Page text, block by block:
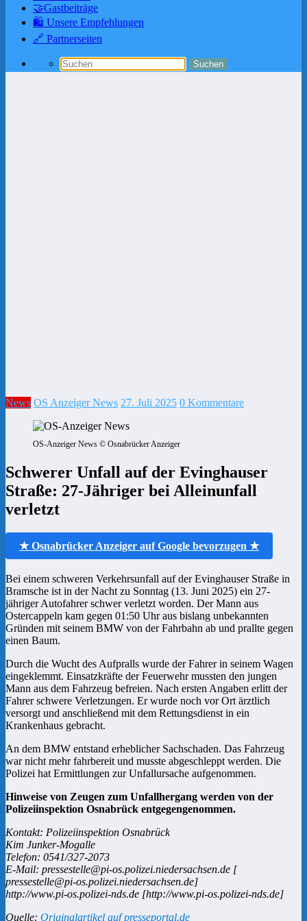
🤝Gastbeiträge
🛍️ Unsere Empfehlungen
🔗 Partnerseiten
News OS Anzeiger News 27. Juli 2025 0 Kommentare
OS-Anzeiger News © Osnabrücker Anzeiger
Schwerer Unfall auf der Evinghauser
Straße: 27-Jähriger bei Alleinunfall
verletzt
★ Osnabrücker Anzeiger auf Google bevorzugen ★
Bei einem schweren Verkehrsunfall auf der Evinghauser Straße in
Bramsche ist in der Nacht zu Sonntag (13. Juni 2025) ein 27-
jähriger Autofahrer schwer verletzt worden. Der Mann aus
Ostercappeln kam gegen 01:50 Uhr aus bislang unbekannten
Gründen mit seinem BMW von der Fahrbahn ab und prallte gegen
einen Baum.
Durch die Wucht des Aufpralls wurde der Fahrer in seinem Wagen
eingeklemmt. Einsatzkräfte der Feuerwehr mussten den jungen
Mann aus dem Fahrzeug befreien. Nach ersten Angaben erlitt der
Fahrer schwere Verletzungen. Er wurde noch vor Ort ärztlich
versorgt und anschließend mit dem Rettungsdienst in ein
Krankenhaus gebracht.
An dem BMW entstand erheblicher Sachschaden. Das Fahrzeug
war nicht mehr fahrbereit und musste abgeschleppt werden. Die
Polizei hat Ermittlungen zur Unfallursache aufgenommen.
Hinweise von Zeugen zum Unfallhergang werden von der
Polizeiinspektion Osnabrück entgegengenommen.
Kontakt: Polizeiinspektion Osnabrück
Kim Junker-Mogalle
Telefon: 0541/327-2073
E-Mail: pressestelle@pi-os.polizei.niedersachsen.de [
pressestelle@pi-os.polizei.niedersachsen.de]
http://www.pi-os.polizei-nds.de [http://www.pi-os.polizei-nds.de]
Quelle: Originalartikel auf presseportal.de